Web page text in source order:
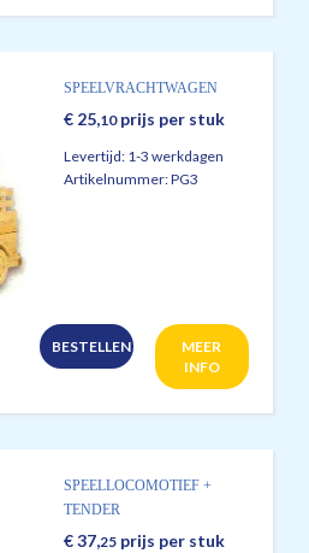
SPEELVRACHTWAGEN
€ 25,10prijs per stuk
Levertijd: 1-3 werkdagen
Artikelnummer:PG3
BESTELLEN
MEER
INFO
SPEELLOCOMOTIEF +
TENDER
€37,25 prijs per stuk